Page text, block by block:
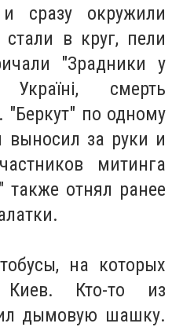
и сразу окружили
в круг, пели
"Зрадники у
смерть
"Беркут" по одному
выносил за руки и
митинга
также отнял ранее
на которых
Кто-то из
дымовую шашку.